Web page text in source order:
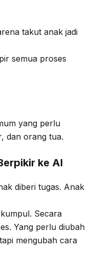
takut anak jadi
semua proses
yang perlu
dan orang tua.
ke AI
diberi tugas. Anak
Secara
Yang perlu diubah
mengubah cara